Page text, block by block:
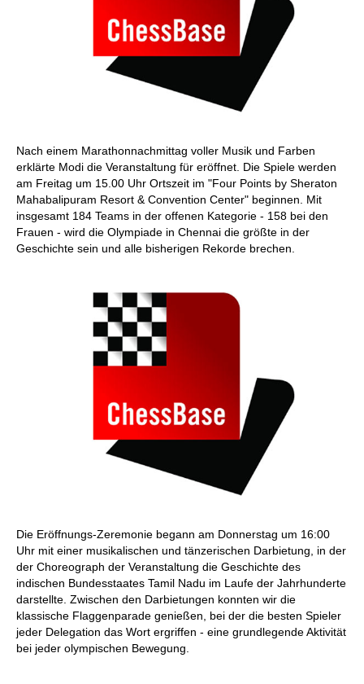
Nach einem Marathonnachmittag voller Musik und Farben
erklärte Modi die Veranstaltung für eröffnet. Die Spiele werden
am Freitag um 15.00 Uhr Ortszeit im "Four Points by Sheraton
Mahabalipuram Resort & Convention Center" beginnen. Mit
insgesamt 184 Teams in der offenen Kategorie - 158 bei den
Frauen - wird die Olympiade in Chennai die größte in der
Geschichte sein und alle bisherigen Rekorde brechen.
Die Eröffnungs-Zeremonie begann am Donnerstag um 16:00
Uhr mit einer musikalischen und tänzerischen Darbietung, in der
der Choreograph der Veranstaltung die Geschichte des
indischen Bundesstaates Tamil Nadu im Laufe der Jahrhunderte
darstellte. Zwischen den Darbietungen konnten wir die
klassische Flaggenparade genießen, bei der die besten Spieler
jeder Delegation das Wort ergriffen - eine grundlegende Aktivität
bei jeder olympischen Bewegung.